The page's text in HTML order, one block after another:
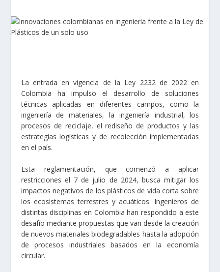
La entrada en vigencia de la Ley 2232 de 2022 en
Colombia ha impulso el desarrollo de soluciones
técnicas aplicadas en diferentes campos, como la
ingeniería de materiales, la ingeniería industrial, los
procesos de reciclaje, el rediseño de productos y las
estrategias logísticas y de recolección implementadas
en el país.
Esta reglamentación, que comenzó a aplicar
restricciones el 7 de julio de 2024, busca mitigar los
impactos negativos de los plásticos de vida corta sobre
los ecosistemas terrestres y acuáticos. Ingenieros de
distintas disciplinas en Colombia han respondido a este
desafío mediante propuestas que van desde la creación
de nuevos materiales biodegradables hasta la adopción
de procesos industriales basados en la economía
circular.